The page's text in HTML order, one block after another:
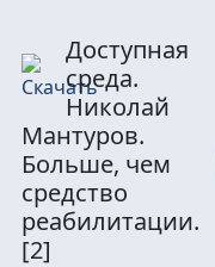
Доступная
среда.
Николай
Мантуров.
Больше, чем
средство
реабилитации.
[2]